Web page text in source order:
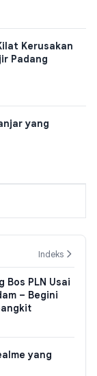
Kerusakan
Padang
yang
Indeks
Bos PLN Usai
– Begini
yang